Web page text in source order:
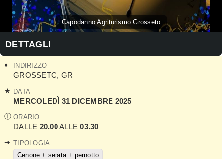
Capodanno Agriturismo Grosseto
DETTAGLI
INDIRIZZO
GROSSETO, GR
DATA
MERCOLEDÌ 31 DICEMBRE 2025
ORARIO
DALLE 20.00ALLE03.30
TIPOLOGIA
Cenone + serata + pernotto